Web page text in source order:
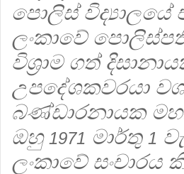
පොලිස්
ලංකාවේ
විශ්‍රාම ගත්
උපදේශකවරයා
බණ්ඩාරනායක
ඔහු 1971 මාර්තු 1
ලංකාවේ සංචාරය